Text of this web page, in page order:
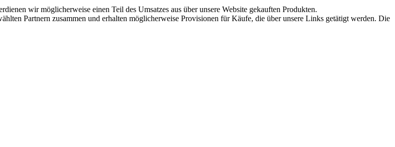
wir möglicherweise einen Teil des Umsatzes aus über unsere Website gekauften Produkten.
Partnern zusammen und erhalten möglicherweise Provisionen für Käufe, die über unsere Links getätigt werden. Die